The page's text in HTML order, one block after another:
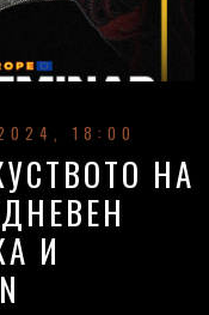
18:00
НА
И